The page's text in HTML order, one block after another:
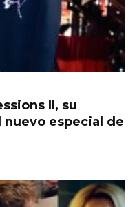
II, su
especial de